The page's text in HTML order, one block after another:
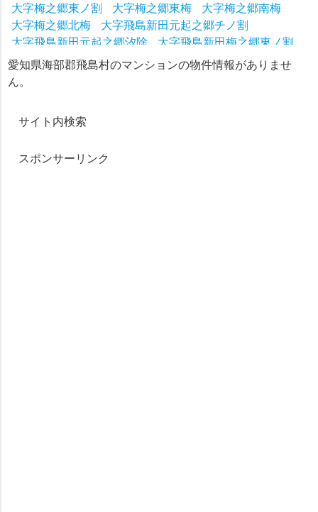
大字梅之郷東ノ割
大字梅之郷東梅
大字梅之郷南梅
大字梅之郷北梅
大字飛島新田元起之郷チノ割
大字飛島新田元起之郷汐除
大字飛島新田梅之郷東ノ割
大字飛島新田梅之郷南ノ割
大宝八島
大字飛島新田番外地
愛知県海部郡飛島村のマンションの物件情報がありませ
ん。
サイト内検索
スポンサーリンク